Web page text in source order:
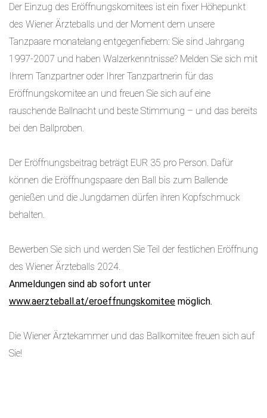
Der Einzug des Eröffnungskomitees ist ein fixer Höhepunkt
des Wiener Ärzteballs und der Moment dem unsere
Tanzpaare monatelang entgegenfiebern: Sie sind Jahrgang
1997-2007 und haben Walzerkenntnisse? Melden Sie sich mit
Ihrem Tanzpartner oder Ihrer Tanzpartnerin für das
Eröffnungskomitee an und freuen Sie sich auf eine
rauschende Ballnacht und beste Stimmung – und das bereits
bei den Ballproben.
Der Eröffnungsbeitrag beträgt EUR 35 pro Person. Dafür
können die Eröffnungspaare den Ball bis zum Ballende
genießen und die Jungdamen dürfen ihren Kopfschmuck
behalten.
Bewerben Sie sich und werden Sie Teil der festlichen Eröffnung
des Wiener Ärzteballs 2024.
Anmeldungen sind ab sofort unter
www.aerzteball.at/eroeffnungskomitee möglich.
Die Wiener Ärztekammer und das Ballkomitee freuen sich auf
Sie!